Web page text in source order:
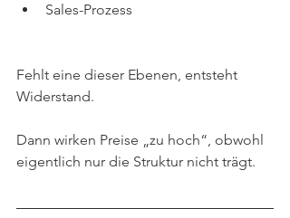
Sales-Prozess
Fehlt eine dieser Ebenen, entsteht
Widerstand.
Dann wirken Preise „zu hoch“, obwohl
eigentlich nur die Struktur nicht trägt.